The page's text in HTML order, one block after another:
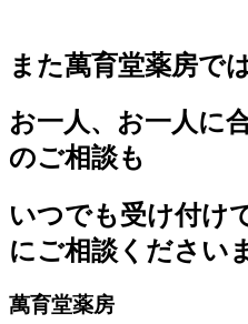
また萬育堂薬房では
お一人、お一人に
のご相談も
いつでも受け付け
にご相談ください
萬育堂薬房